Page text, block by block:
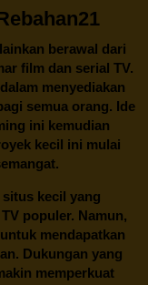
berawal dari
film dan serial TV.
menyediakan
semua orang. Ide
ini kemudian
kecil ini mulai
situs kecil yang
populer. Namun,
mendapatkan
Dukungan yang
memperkuat